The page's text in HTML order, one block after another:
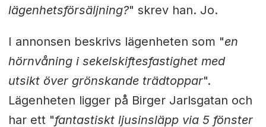
lägenhetsförsäljning?" skrev han. Jo.
I annonsen beskrivs lägenheten som "en
hörnvåning i sekelskiftesfastighet med
utsikt över grönskande trädtoppar".
Lägenheten ligger på Birger Jarlsgatan och
har ett "fantastiskt ljusinsläpp via 5 fönster